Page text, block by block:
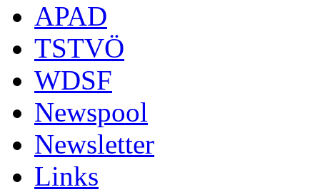
APAD
TSTVÖ
WDSF
Newspool
Newsletter
Links